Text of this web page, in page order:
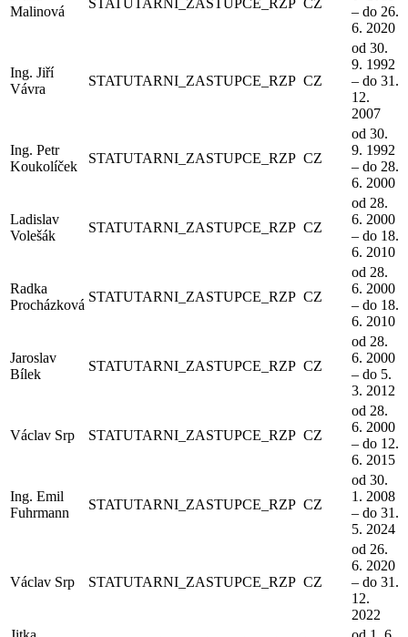
Malinová
STATUTARNI_ZASTUPCE_RZP CZ
– do 26.
6. 2020
Ing. Jiří
Vávra
STATUTARNI_ZASTUPCE_RZP CZ
od 30.
9. 1992
– do 31.
12.
2007
Ing. Petr
Koukolíček
STATUTARNI_ZASTUPCE_RZP CZ
od 30.
9. 1992
– do 28.
6. 2000
Ladislav
Volešák
STATUTARNI_ZASTUPCE_RZP CZ
od 28.
6. 2000
– do 18.
6. 2010
Radka
Procházková
STATUTARNI_ZASTUPCE_RZP CZ
od 28.
6. 2000
– do 18.
6. 2010
Jaroslav
Bílek
STATUTARNI_ZASTUPCE_RZP CZ
od 28.
6. 2000
– do 5.
3. 2012
Václav Srp STATUTARNI_ZASTUPCE_RZP CZ
od 28.
6. 2000
– do 12.
6. 2015
Ing. Emil
Fuhrmann
STATUTARNI_ZASTUPCE_RZP CZ
od 30.
1. 2008
– do 31.
5. 2024
Václav Srp STATUTARNI_ZASTUPCE_RZP CZ
od 26.
6. 2020
– do 31.
12.
2022